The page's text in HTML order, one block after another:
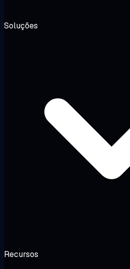
Soluções
Recursos